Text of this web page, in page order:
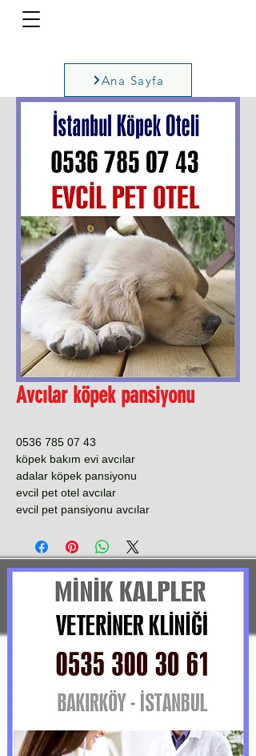
Ana Sayfa
Avcılar köpek pansiyonu
0536 785 07 43
köpek bakım evi avcılar
adalar köpek pansiyonu
evcil pet otel avcılar
evcil pet pansiyonu avcılar